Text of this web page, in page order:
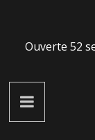
Ouverte 52